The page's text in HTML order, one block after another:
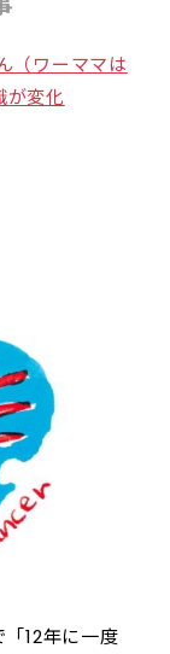
（ワーママは
が変化
12年に一度